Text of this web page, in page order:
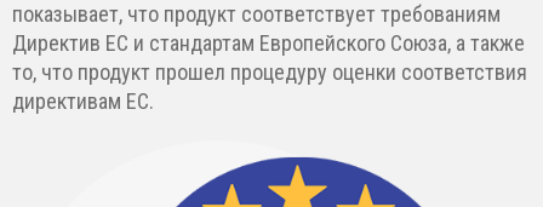
показывает, что продукт соответствует требованиям
Директив ЕС и стандартам Европейского Союза, а также
то, что продукт прошел процедуру оценки соответствия
директивам ЕС.